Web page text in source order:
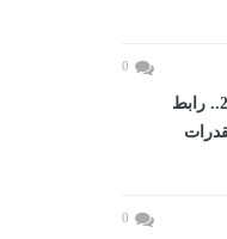
0
تنسيق الجامعات 2026.. رابط
0